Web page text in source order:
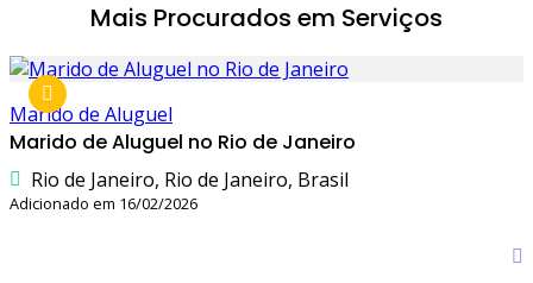
Mais Procurados em Serviços
Marido de Aluguel
Marido de Aluguel no Rio de Janeiro
Rio de Janeiro, Rio de Janeiro, Brasil
Adicionado em 16/02/2026